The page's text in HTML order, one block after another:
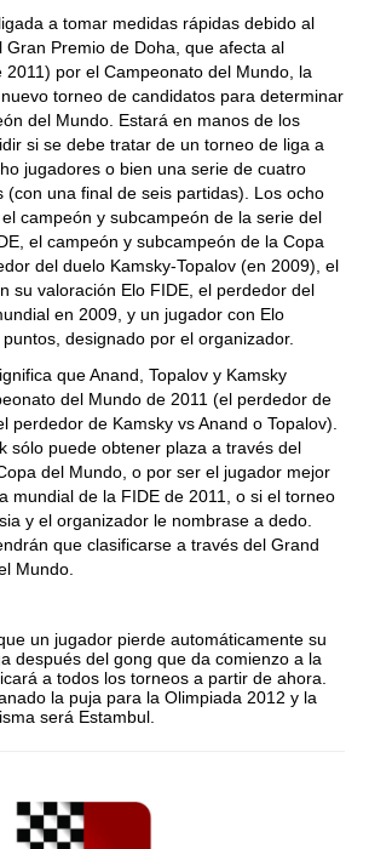
a tomar medidas rápidas debido al
Gran Premio de Doha, que afecta al
2011) por el Campeonato del Mundo, la
torneo de candidatos para determinar
del Mundo. Estará en manos de los
si se debe tratar de un torneo de liga a
jugadores o bien una serie de cuatro
(con una final de seis partidas). Los ocho
campeón y subcampeón de la serie del
el campeón y subcampeón de la Copa
del duelo Kamsky-Topalov (en 2009), el
su valoración Elo FIDE, el perdedor del
en 2009, y un jugador con Elo
designado por el organizador.
que Anand, Topalov y Kamsky
del Mundo de 2011 (el perdedor de
perdedor de Kamsky vs Anand o Topalov).
sólo puede obtener plaza a través del
del Mundo, o por ser el jugador mejor
mundial de la FIDE de 2011, o si el torneo
y el organizador le nombrase a dedo.
que clasificarse a través del Grand
Mundo.
un jugador pierde automáticamente su
después del gong que da comienzo a la
a todos los torneos a partir de ahora.
la puja para la Olimpiada 2012 y la
será Estambul.